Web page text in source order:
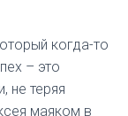
когда-то
– это
не теряя
маяком в